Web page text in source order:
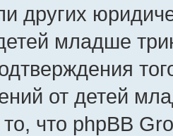
других
младше
от детей
что phpBB